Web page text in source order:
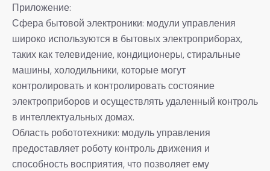
Приложение:
Сфера бытовой электроники: модули управления
широко используются в бытовых электроприборах,
таких как телевидение, кондиционеры, стиральные
машины, холодильники, которые могут
контролировать и контролировать состояние
электроприборов и осуществлять удаленный контроль
в интеллектуальных домах.
Область робототехники: модуль управления
предоставляет роботу контроль движения и
способность восприятия, что позволяет ему